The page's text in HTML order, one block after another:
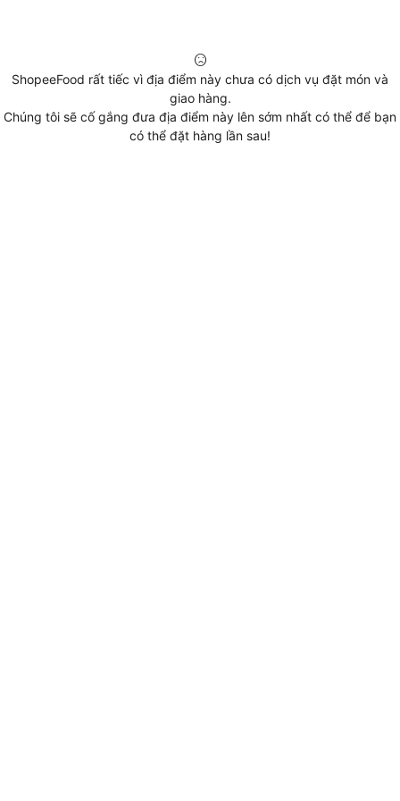
ShopeeFood rất tiếc vì địa điểm này chưa có dịch vụ đặt món và
giao hàng.
Chúng tôi sẽ cố gắng đưa địa điểm này lên sớm nhất có thể để bạn
có thể đặt hàng lần sau!